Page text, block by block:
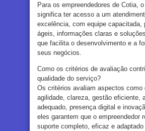
Para os empreendedores de Cotia,
significa ter acesso a um
excelência, com equipe capacitada,
ágeis, informações claras e
que facilita o desenvolvimento e a
seus negócios.
Como os critérios de avaliação
qualidade do serviço?
Os critérios avaliam aspectos como
agilidade, clareza, gestão eficiente,
adequado, presença digital e
eles garantem que o empreendedor
suporte completo, eficaz e